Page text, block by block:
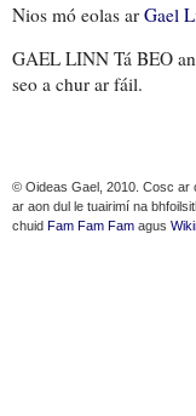
Nios mó eolas ar Gael
GAEL LINN Tá BEO
seo a chur ar fáil.
© Oideas Gael, 2010. Cosc ar
ar aon dul le tuairimí na
chuid Fam Fam Fam agus